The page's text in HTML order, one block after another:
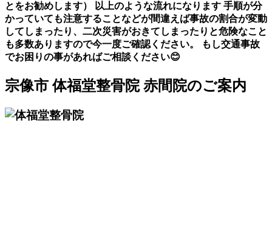
とをお勧めします） 以上のような流れになります 手順が分
かっていても注意することなどが間違えば事故の割合が変動
してしまったり、二次災害がおきてしまったりと危険なこと
も多数ありますので今一度ご確認ください。 もし交通事故
でお困りの事があればご相談ください😊
宗像市 体福堂整骨院 赤間院のご案内